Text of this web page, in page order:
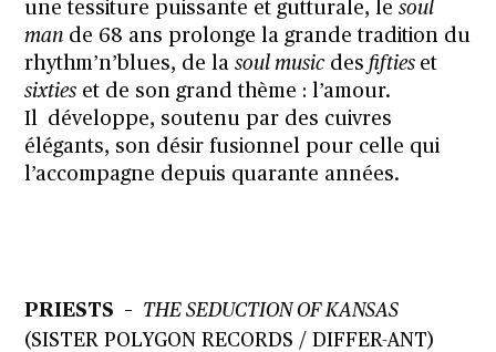
une tessiture puissante et gutturale, lesoul
man de 68 ans prolonge la grande tradition du
rhythm’n’blues, de lasoul musicdes fifties et
sixties et de son grand thème : l’amour.
Il développe, soutenu par des cuivres
élégants, son désir fusionnel pour celle qui
l’accompagne depuis quarante années.
PRIESTS – THE SEDUCTION OF KANSAS
(SISTER POLYGON RECORDS / DIFFER-ANT)